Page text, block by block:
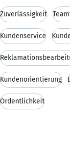
Zuverlässigkeit
Kundenservice
Kundenorientierung
Ordentlichkeit